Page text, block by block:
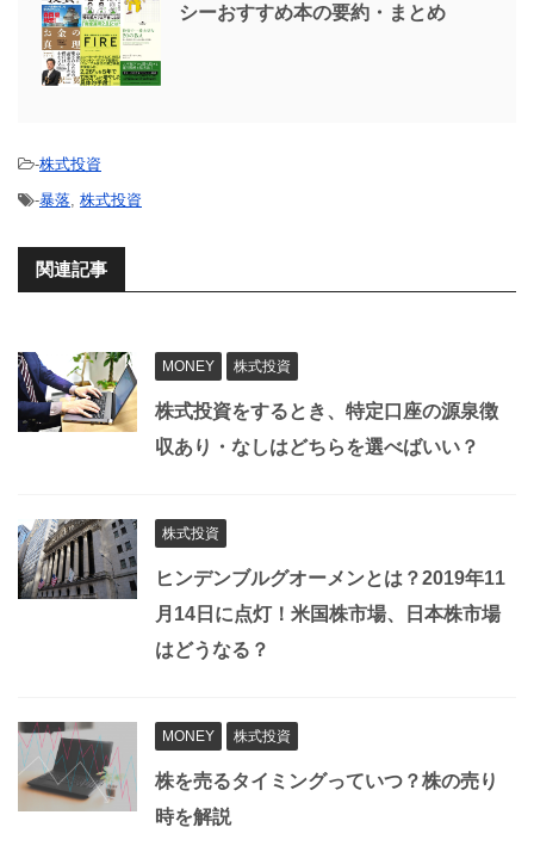
シーおすすめ本の要約・まとめ
-株式投資
-暴落, 株式投資
関連記事
MONEY 株式投資
株式投資をするとき、特定口座の源泉徴
収あり・なしはどちらを選べばいい？
株式投資
ヒンデンブルグオーメンとは？2019年11
月14日に点灯！米国株市場、日本株市場
はどうなる？
MONEY 株式投資
株を売るタイミングっていつ？株の売り
時を解説